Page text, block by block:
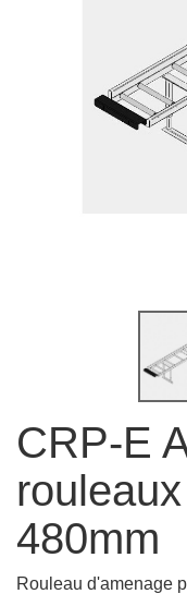
CRP-E
480mm
Rouleau d'amenage